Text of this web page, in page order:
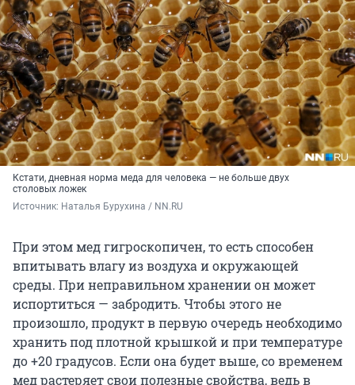
Кстати, дневная норма меда для человека — не больше двух
столовых ложек
Источник: Наталья Бурухина / NN.RU
При этом мед гигроскопичен, то есть способен
впитывать влагу из воздуха и окружающей
среды. При неправильном хранении он может
испортиться — забродить. Чтобы этого не
произошло, продукт в первую очередь необходимо
хранить под плотной крышкой и при температуре
до +20 градусов. Если она будет выше, со временем
мед растеряет свои полезные свойства, ведь в